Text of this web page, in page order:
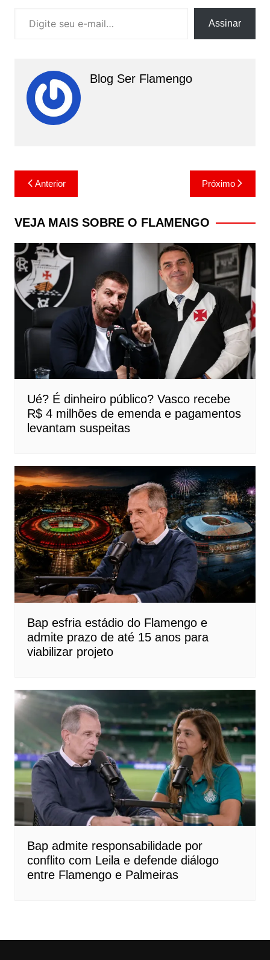
Assinar
Blog Ser Flamengo
Navegação
de
Post
Anterior Próximo
VEJA MAIS SOBRE O FLAMENGO
Ué? É dinheiro público? Vasco recebe
R$ 4 milhões de emenda e pagamentos
levantam suspeitas
Bap esfria estádio do Flamengo e
admite prazo de até 15 anos para
viabilizar projeto
Bap admite responsabilidade por
conflito com Leila e defende diálogo
entre Flamengo e Palmeiras